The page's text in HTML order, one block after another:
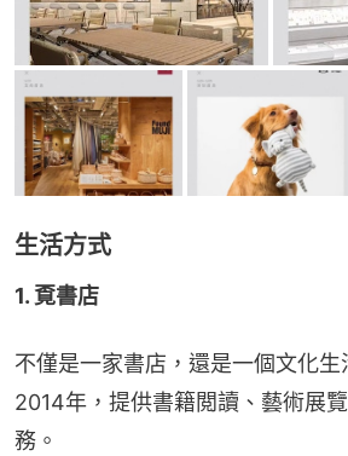
生活方式
1. 覔書店
不僅是一家書店，還是一個文化
2014年，提供書籍閲讀、藝術展
務。